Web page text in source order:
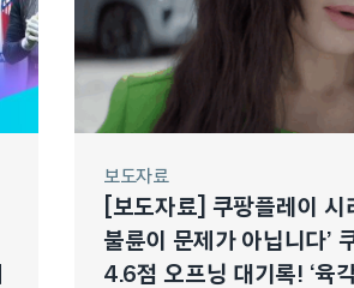
보도자료
[보도자료] 쿠팡플레이 시
불륜이 문제가 아닙니다’
4.6점 오프닝 대기록! ‘육